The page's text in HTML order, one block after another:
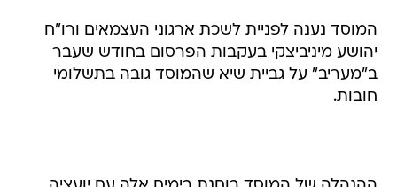
המוסד נענה לפניית לשכת ארגוני העצמאים ורו"ח
יהושע מיניביצקי בעקבות הפרסום בחודש שעבר
ב"מעריב" על גביית שיא שהמוסד גובה בתשלומי
חובות.